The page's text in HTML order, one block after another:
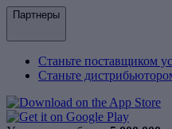
Партнеры
Станьте поставщиком
Станьте